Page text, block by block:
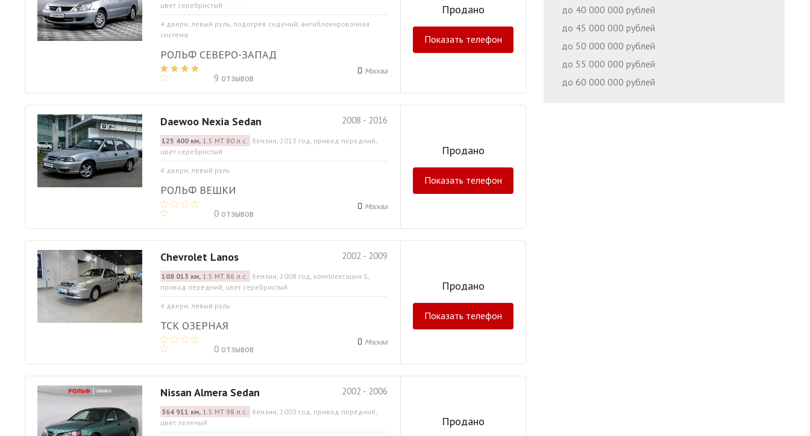
цвет серебристый
4 двери, левый руль, подогрев сидений, антиблокировочная
система
РОЛЬФ СЕВЕРО-ЗАПАД
9 отзывов
Москва
Продано
Показать телефон
2008 - 2016
Daewoo Nexia Sedan
125 400 км,1.5 МТ 80 л.с. бензин, 2013 год, привод передний,
цвет серебристый
4 двери, левый руль
РОЛЬФ ВЕШКИ
0 отзывов
Москва
Продано
Показать телефон
2002 - 2009
Chevrolet Lanos
108 013 км,1.5 МТ 86 л.с. бензин, 2008 год, комплектация S,
привод передний, цвет серебристый
4 двери, левый руль
ТСК ОЗЕРНАЯ
0 отзывов
Москва
Продано
Показать телефон
2002 - 2006
Nissan Almera Sedan
364 911 км,1.5 МТ 98 л.с. бензин, 2003 год, привод передний,
цвет зеленый
Продано
до 40 000 000 рублей
до 45 000 000 рублей
до 50 000 000 рублей
до 55 000 000 рублей
до 60 000 000 рублей